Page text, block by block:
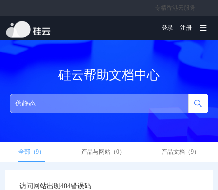
专精香港云服务
文档
登录 注册
硅云帮助文档中心
全部（9） 产品与网站（0） 产品文档（9）
访问网站出现404错误码